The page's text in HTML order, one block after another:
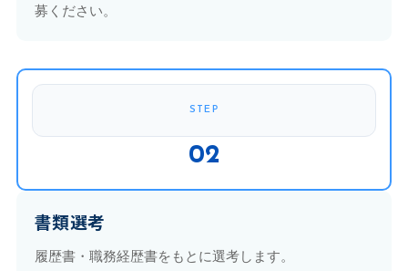
募ください。
STEP
02
書類選考
履歴書・職務経歴書をもとに選考します。